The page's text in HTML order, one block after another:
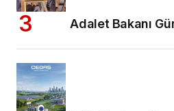
Adalet Bakanı